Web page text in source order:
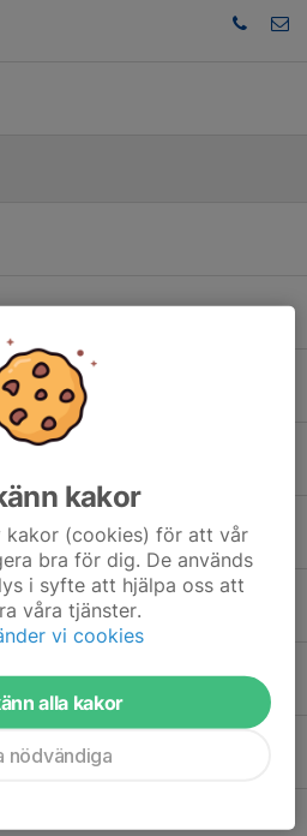
kakor
kakor (cookies) för att vår
bra för dig. De används
i syfte att hjälpa oss att
våra tjänster.
vi cookies
alla kakor
nödvändiga